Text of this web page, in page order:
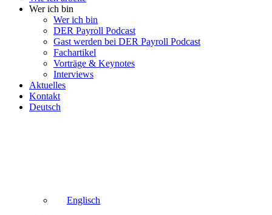
Wer ich bin
Wer ich bin
DER Payroll Podcast
Gast werden bei DER Payroll Podcast
Fachartikel
Vorträge & Keynotes
Interviews
Aktuelles
Kontakt
Deutsch
Englisch